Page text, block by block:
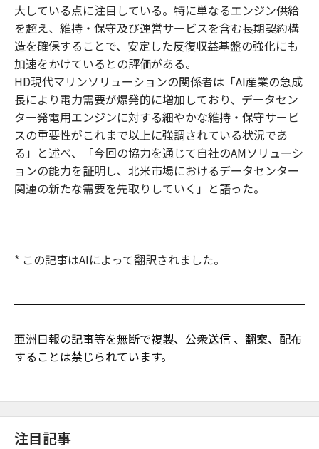
大している点に注目している。特に単なるエンジン供給
を超え、維持・保守及び運営サービスを含む長期契約構
造を確保することで、安定した反復収益基盤の強化にも
加速をかけているとの評価がある。
HD現代マリンソリューションの関係者は「AI産業の急成
長により電力需要が爆発的に増加しており、データセン
ター発電用エンジンに対する細やかな維持・保守サービ
スの重要性がこれまで以上に強調されている状況であ
る」と述べ、「今回の協力を通じて自社のAMソリューシ
ョンの能力を証明し、北米市場におけるデータセンター
関連の新たな需要を先取りしていく」と語った。
* この記事はAIによって翻訳されました。
亜洲日報の記事等を無断で複製、公衆送信 、翻案、配布
することは禁じられています。
注目記事